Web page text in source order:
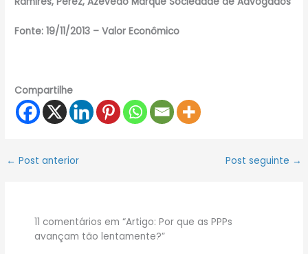
Fonte: 19/11/2013 – Valor Econômico
Compartilhe
← Post anterior Post seguinte →
11 comentários em “Artigo: Por que as PPPs
avançam tão lentamente?”